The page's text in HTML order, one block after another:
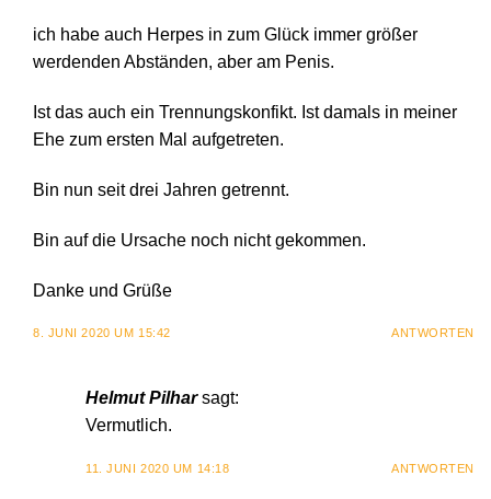
ich habe auch Herpes in zum Glück immer größer
werdenden Abständen, aber am Penis.
Ist das auch ein Trennungskonfikt. Ist damals in meiner
Ehe zum ersten Mal aufgetreten.
Bin nun seit drei Jahren getrennt.
Bin auf die Ursache noch nicht gekommen.
Danke und Grüße
8. JUNI 2020 UM 15:42 ANTWORTEN
Helmut Pilhar sagt:
Vermutlich.
11. JUNI 2020 UM 14:18 ANTWORTEN